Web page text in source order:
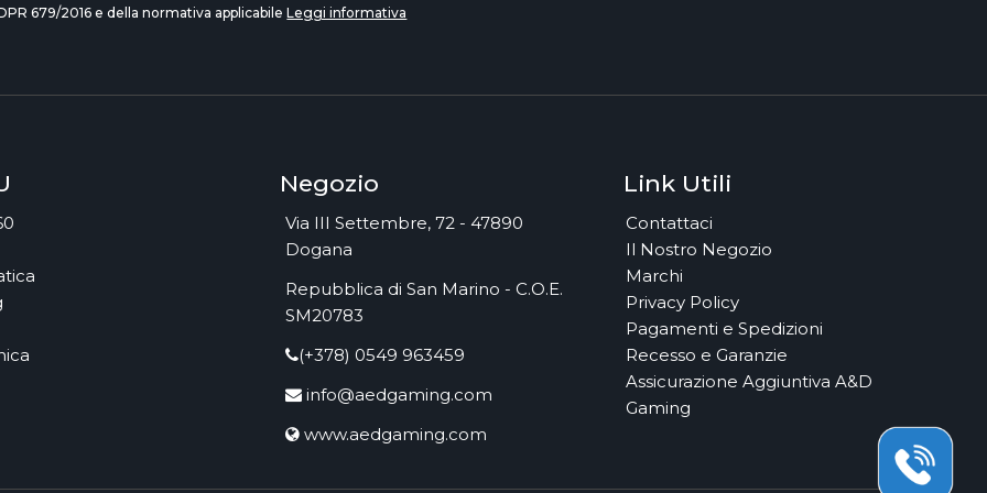
679/2016 e della normativa applicabileLeggi informativa
Negozio
Via III Settembre, 72 - 47890
Dogana
Repubblica di San Marino - C.O.E.
SM20783
(+378) 0549 963459
info@aedgaming.com
www.aedgaming.com
Link Utili
Contattaci
Il Nostro Negozio
Marchi
Privacy Policy
Pagamenti e Spedizioni
Recesso e Garanzie
Assicurazione Aggiuntiva A&D
Gaming